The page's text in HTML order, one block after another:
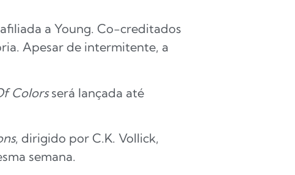
a Young. Co-creditados
Apesar de intermitente, a
Colorsserá lançada até
, dirigido por C.K. Vollick,
semana.